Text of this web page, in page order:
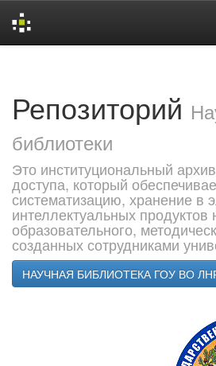
Репозиторий
библиотеки
Это институциональный
доступа, который
систематизацию, хранение в
интеллектуальных продуктов
образовательного,
созданных сотрудниками
НАУЧНАЯ БИБЛИОТЕКА ГОУ ВО